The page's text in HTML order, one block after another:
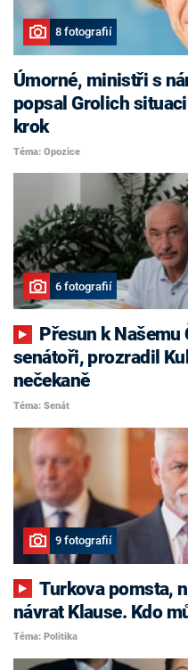
8 fotografií
Úmorné, ministři s
popsal Grolich
krok
Téma: Opozice
6 fotografií
senátoři, prozradil
nečekaně
Téma: Senát
9 fotografií
Turkova pomsta, nekonfliktní Havlíček i
návrat Klause. Kdo
Téma: Politika